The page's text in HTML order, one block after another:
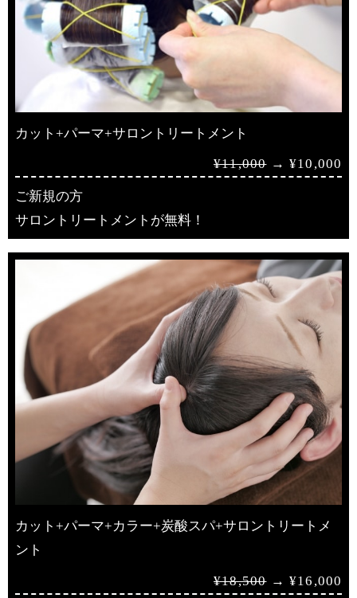
カット+パーマ+サロントリートメント
¥11,000→ ¥10,000
ご新規の方
サロントリートメントが無料！
カット+パーマ+カラー+炭酸スパ+サロントリートメ
ント
¥18,500→ ¥16,000